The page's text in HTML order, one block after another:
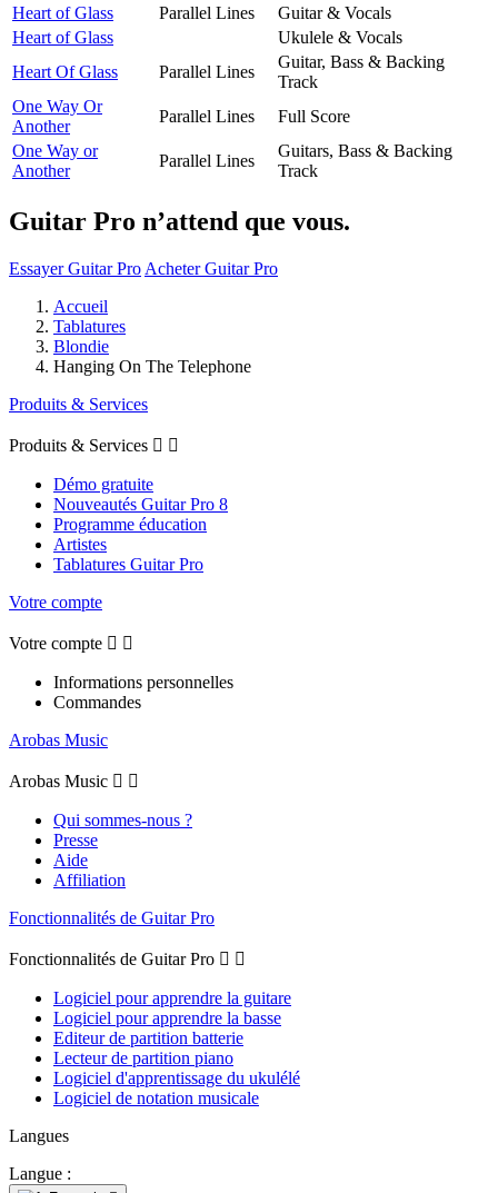
Heart of Glass
Parallel Lines
Guitar & Vocals
Heart of Glass
Ukulele & Vocals
Heart Of Glass
Parallel Lines
Guitar, Bass & Backing
Track
One Way Or
Another
Parallel Lines
Full Score
One Way or
Another
Parallel Lines
Guitars, Bass & Backing
Track
Guitar Pro n’attend que vous.
Essayer Guitar Pro Acheter Guitar Pro
Accueil
Tablatures
Blondie
Hanging On The Telephone
Produits & Services
Produits & Services  
Démo gratuite
Nouveautés Guitar Pro 8
Programme éducation
Artistes
Tablatures Guitar Pro
Votre compte
Votre compte  
Informations personnelles
Commandes
Arobas Music
Arobas Music  
Qui sommes-nous ?
Presse
Aide
Affiliation
Fonctionnalités de Guitar Pro
Fonctionnalités de Guitar Pro  
Logiciel pour apprendre la guitare
Logiciel pour apprendre la basse
Editeur de partition batterie
Lecteur de partition piano
Logiciel d'apprentissage du ukulélé
Logiciel de notation musicale
Langues
Langue :